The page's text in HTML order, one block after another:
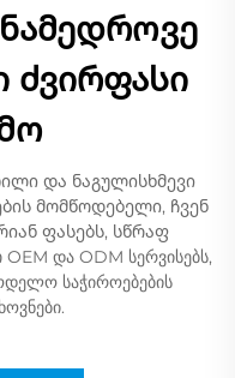
და ნაგულისხმევი
მომწოდებელი, ჩვენ
ფასებს, სწრაფ
და ODM სერვისებს,
საჭიროებების